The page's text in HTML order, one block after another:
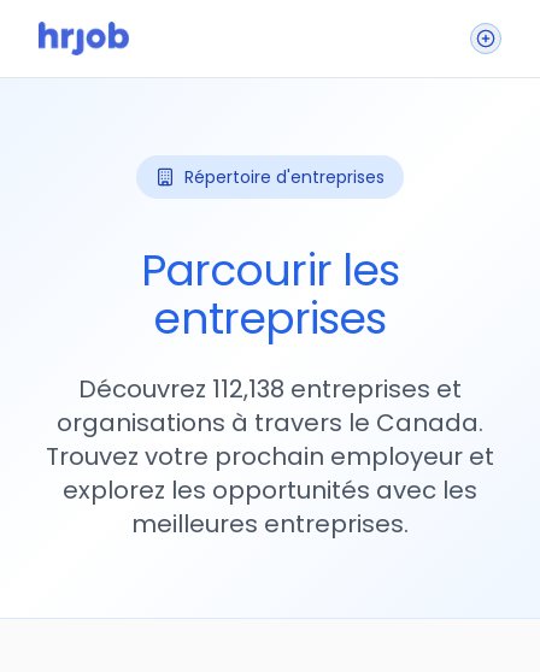
Répertoire d'entreprises
Parcourir les
entreprises
Découvrez 112,138 entreprises et
organisations à travers le Canada.
Trouvez votre prochain employeur et
explorez les opportunités avec les
meilleures entreprises.